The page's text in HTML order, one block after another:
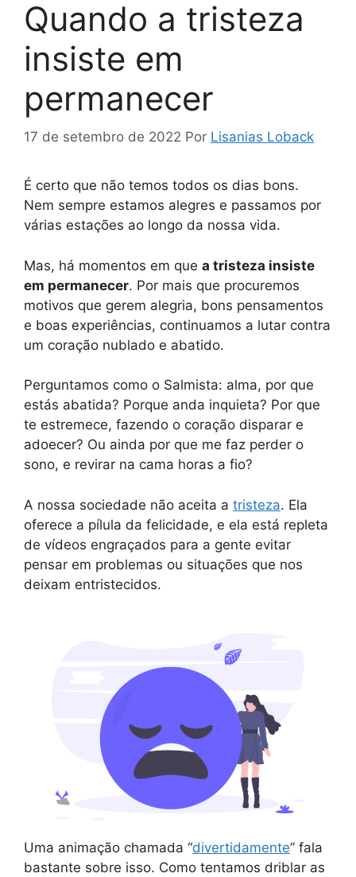
Quando a tristeza
insiste em
permanecer
17 de setembro de 2022 Por Lisanias Loback
É certo que não temos todos os dias bons.
Nem sempre estamos alegres e passamos por
várias estações ao longo da nossa vida.
Mas, há momentos em que a tristeza insiste
em permanecer. Por mais que procuremos
motivos que gerem alegria, bons pensamentos
e boas experiências, continuamos a lutar contra
um coração nublado e abatido.
Perguntamos como o Salmista: alma, por que
estás abatida? Porque anda inquieta? Por que
te estremece, fazendo o coração disparar e
adoecer? Ou ainda por que me faz perder o
sono, e revirar na cama horas a fio?
A nossa sociedade não aceita a tristeza. Ela
oferece a pílula da felicidade, e ela está repleta
de vídeos engraçados para a gente evitar
pensar em problemas ou situações que nos
deixam entristecidos.
Uma animação chamada “divertidamente” fala
bastante sobre isso. Como tentamos driblar as